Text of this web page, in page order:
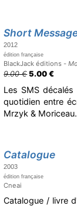
Short
2012
édition française
BlackJack éditions -
9.00 €5.00 €
Les SMS
quotidien entre
Mrzyk & Moriceau.
Catalogue
2003
édition française
Cneai
Catalogue / livre